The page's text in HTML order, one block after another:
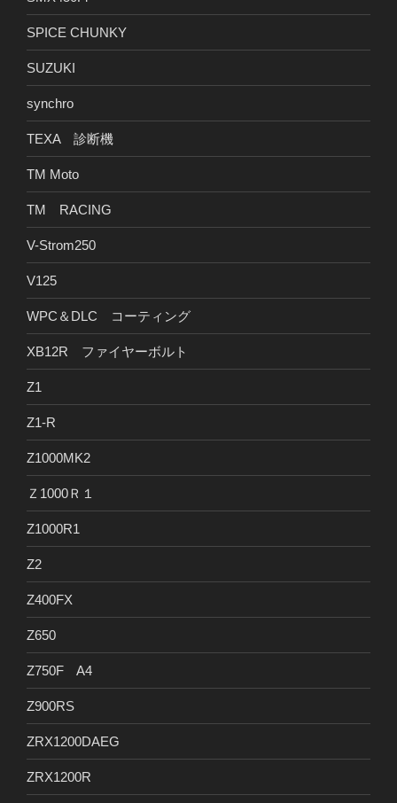
SPICE CHUNKY
SUZUKI
synchro
TEXA 診断機
TM Moto
TM RACING
V-Strom250
V125
WPC＆DLC コーティング
XB12R ファイヤーボルト
Z1
Z1-R
Z1000MK2
Ｚ1000Ｒ１
Z1000R1
Z2
Z400FX
Z650
Z750F A4
Z900RS
ZRX1200DAEG
ZRX1200R